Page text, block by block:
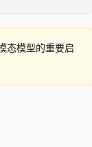
态模型的重要启